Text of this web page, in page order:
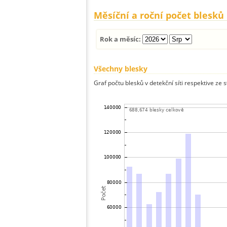
Měsíční a roční počet blesků
Rok a měsíc:
Všechny blesky
Graf počtu blesků v detekční síti respektive ze